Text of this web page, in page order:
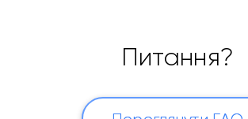
Питання?